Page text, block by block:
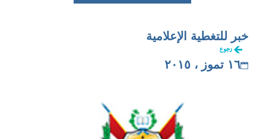
خبر للتغطية الإعلامية
رجوع
١٦ تموز ، ٢٠١٥